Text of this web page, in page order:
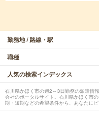
勤務地 / 路線・駅
職種
人気の検索インデックス
石川県かほく市の週2～3日勤務の派遣情
会社のポータルサイト。石川県かほく市
期・短期などの希望条件から、あなたに